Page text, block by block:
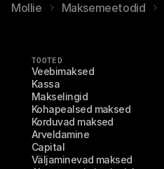
Mollie Maksemeetodid
TOOTED
Veebimaksed
Kassa
Makselingid
Kohapealsed maksed
Korduvad maksed
Arveldamine
Capital
Väljaminevad maksed